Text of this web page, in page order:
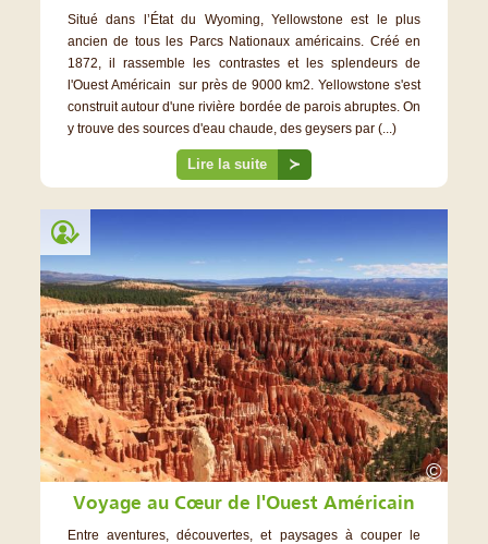
Situé dans l’État du Wyoming, Yellowstone est le plus
ancien de tous les Parcs Nationaux américains. Créé en
1872, il rassemble les contrastes et les splendeurs de
l'Ouest Américain sur près de 9000 km2. Yellowstone s'est
construit autour d'une rivière bordée de parois abruptes. On
y trouve des sources d'eau chaude, des geysers par (...)
Lire la suite ≻
©
Voyage au Cœur de l'Ouest Américain
Entre aventures, découvertes, et paysages à couper le